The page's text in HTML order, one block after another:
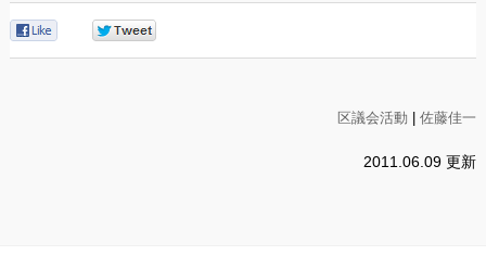
区議会活動 |佐藤佳一
2011.06.09 更新